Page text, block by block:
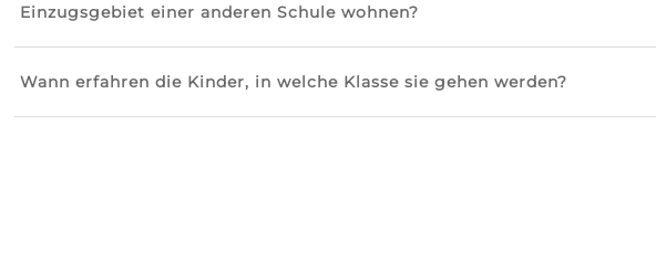
Einzugsgebiet einer anderen Schule wohnen?
Wann erfahren die Kinder, in welche Klasse sie gehen werden?